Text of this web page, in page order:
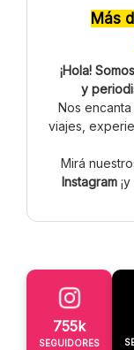
Más
¡Hola!
y
Nos
viajes,
Mirá
Instagram¡y
755k
SEGUIDORES